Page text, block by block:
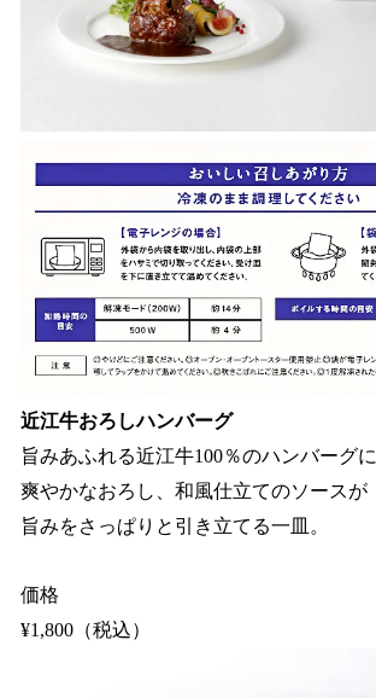
近江牛おろしハンバーグ
旨みあふれる近江牛100％のハンバーグに
爽やかなおろし、和風仕立てのソースが
旨みをさっぱりと引き立てる一皿。
価格
¥1,800（税込）